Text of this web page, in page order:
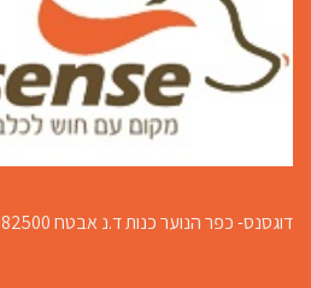
דוגסנס- כפר הנוער כנותד.נ אבטח 7982500